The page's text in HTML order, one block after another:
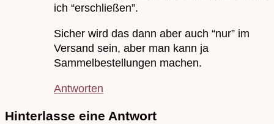
ich “erschließen”.
Sicher wird das dann aber auch “nur” im
Versand sein, aber man kann ja
Sammelbestellungen machen.
Antworten
Hinterlasse eine Antwort